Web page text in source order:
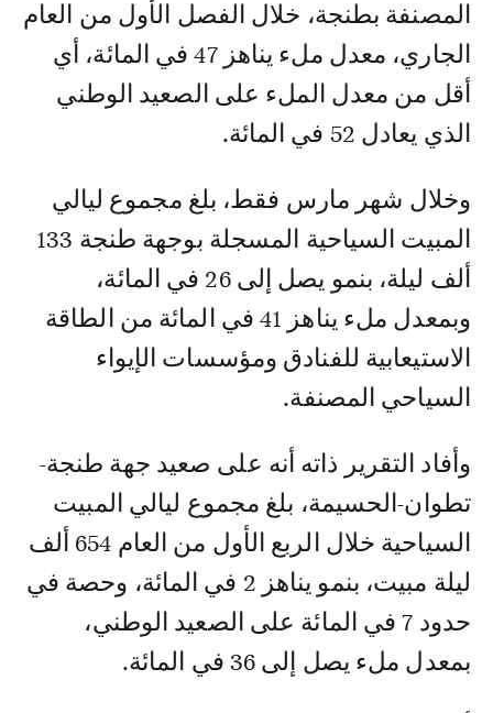
المصنفة بطنجة، خلال الفصل الأول من العام
الجاري، معدل ملء يناهز 47 في المائة، أي
أقل من معدل الملء على الصعيد الوطني
الذي يعادل 52 في المائة.
وخلال شهر مارس فقط، بلغ مجموع ليالي
المبيت السياحية المسجلة بوجهة طنجة 133
ألف ليلة، بنمو يصل إلى 26 في المائة،
وبمعدل ملء يناهز 41 في المائة من الطاقة
الاستيعابية للفنادق ومؤسسات الإيواء
السياحي المصنفة.
وأفاد التقرير ذاته أنه على صعيد جهة طنجة-
تطوان-الحسيمة، بلغ مجموع ليالي المبيت
السياحية خلال الربع الأول من العام 654 ألف
ليلة مبيت، بنمو يناهز 2 في المائة، وحصة في
حدود 7 في المائة على الصعيد الوطني،
بمعدل ملء يصل إلى 36 في المائة.